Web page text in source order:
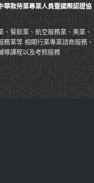
華款待業專業人員暨國際認證協
、餐飲業、航空服務業、美業、
務業等 相關行業專業諮商服務、
導課程以及考照服務